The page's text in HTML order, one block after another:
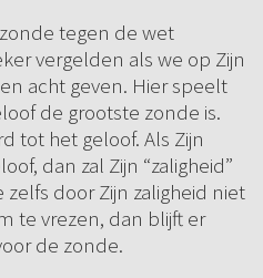
tegen de wet
vergelden als we op Zijn
acht geven. Hier speelt
de grootste zonde is.
tot het geloof. Als Zijn
dan zal Zijn “zaligheid”
door Zijn zaligheid niet
te vrezen, dan blijft er
de zonde.